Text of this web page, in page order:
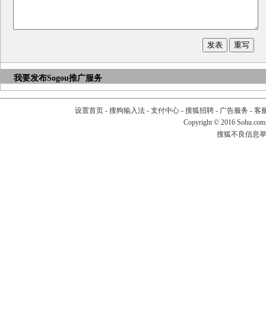
我要发布Sogou推广服务
设置首页- 搜狗输入法- 支付中心- 搜狐招聘- 广告服务 - 客
Copyright © 2016
搜狐不良信息